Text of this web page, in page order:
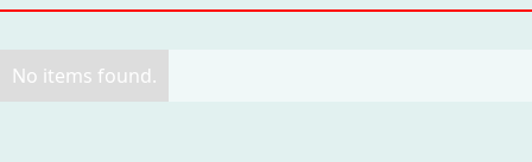
No items found.